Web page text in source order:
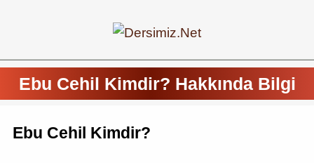
Ebu Cehil Kimdir? Hakkında Bilgi
Ebu Cehil Kimdir?